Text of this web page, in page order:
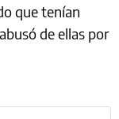
que tenían
de ellas por